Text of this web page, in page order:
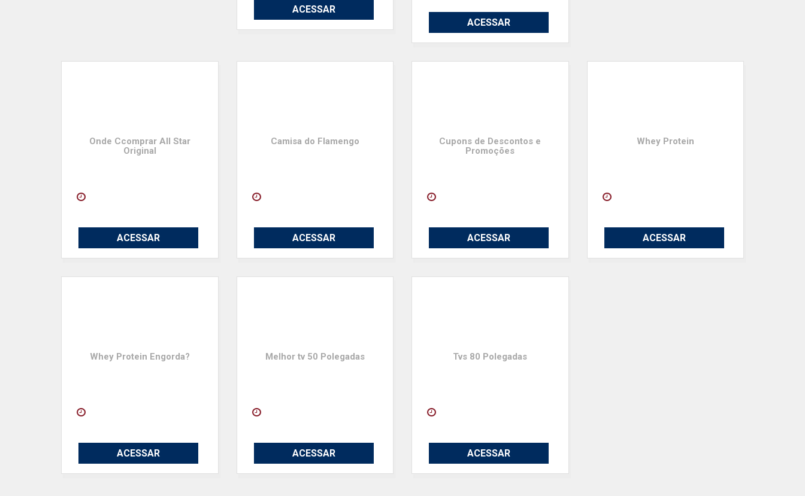
ACESSAR
ACESSAR
Onde Ccomprar All Star
Original
ACESSAR
Camisa do Flamengo
ACESSAR
Cupons de Descontos e
Promoções
ACESSAR
Whey Protein
ACESSAR
Whey Protein Engorda?
ACESSAR
Melhor tv 50 Polegadas
ACESSAR
Tvs 80 Polegadas
ACESSAR